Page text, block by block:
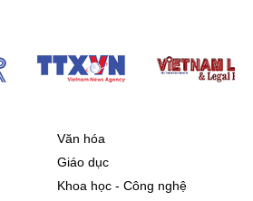
Văn hóa
Giáo dục
Khoa học - Công nghệ